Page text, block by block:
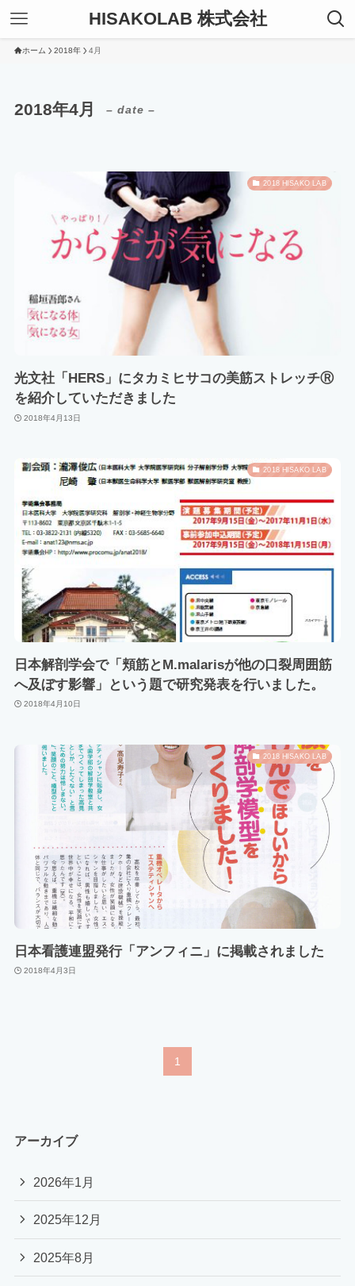
HISAKOLAB 株式会社
ホーム 2018年 4月
2018年4月 – date –
2018 HISAKO LAB
光文社「HERS」にタカミヒサコの美筋ストレッチⓇ
を紹介していただきました
2018年4月13日
2018 HISAKO LAB
日本解剖学会で「頬筋とM.malarisが他の口裂周囲筋
へ及ぼす影響」という題で研究発表を行いました。
2018年4月10日
2018 HISAKO LAB
日本看護連盟発行「アンフィニ」に掲載されました
2018年4月3日
1
アーカイブ
2026年1月
2025年12月
2025年8月